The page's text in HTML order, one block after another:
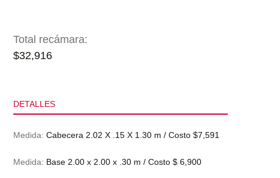
Total recámara:
$32,916
DETALLES
Medida:Cabecera 2.02 X .15 X 1.30 m / Costo $7,591
Medida: Base 2.00 x 2.00 x .30 m / Costo $ 6,900